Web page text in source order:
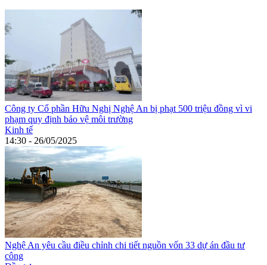
Công ty Cổ phần Hữu Nghị Nghệ An bị phạt 500 triệu đồng vì vi
phạm quy định bảo vệ môi trường
Kinh tế
14:30 - 26/05/2025
Nghệ An yêu cầu điều chỉnh chi tiết nguồn vốn 33 dự án đầu tư
công